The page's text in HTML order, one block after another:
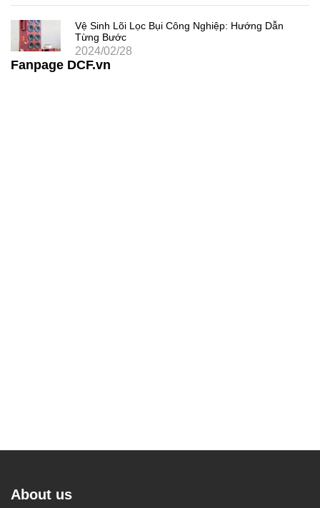
Vệ Sinh Lõi Lọc Bụi Công Nghiệp: Hướng Dẫn
Từng Bước
2024/02/28
Fanpage DCF.vn
About us